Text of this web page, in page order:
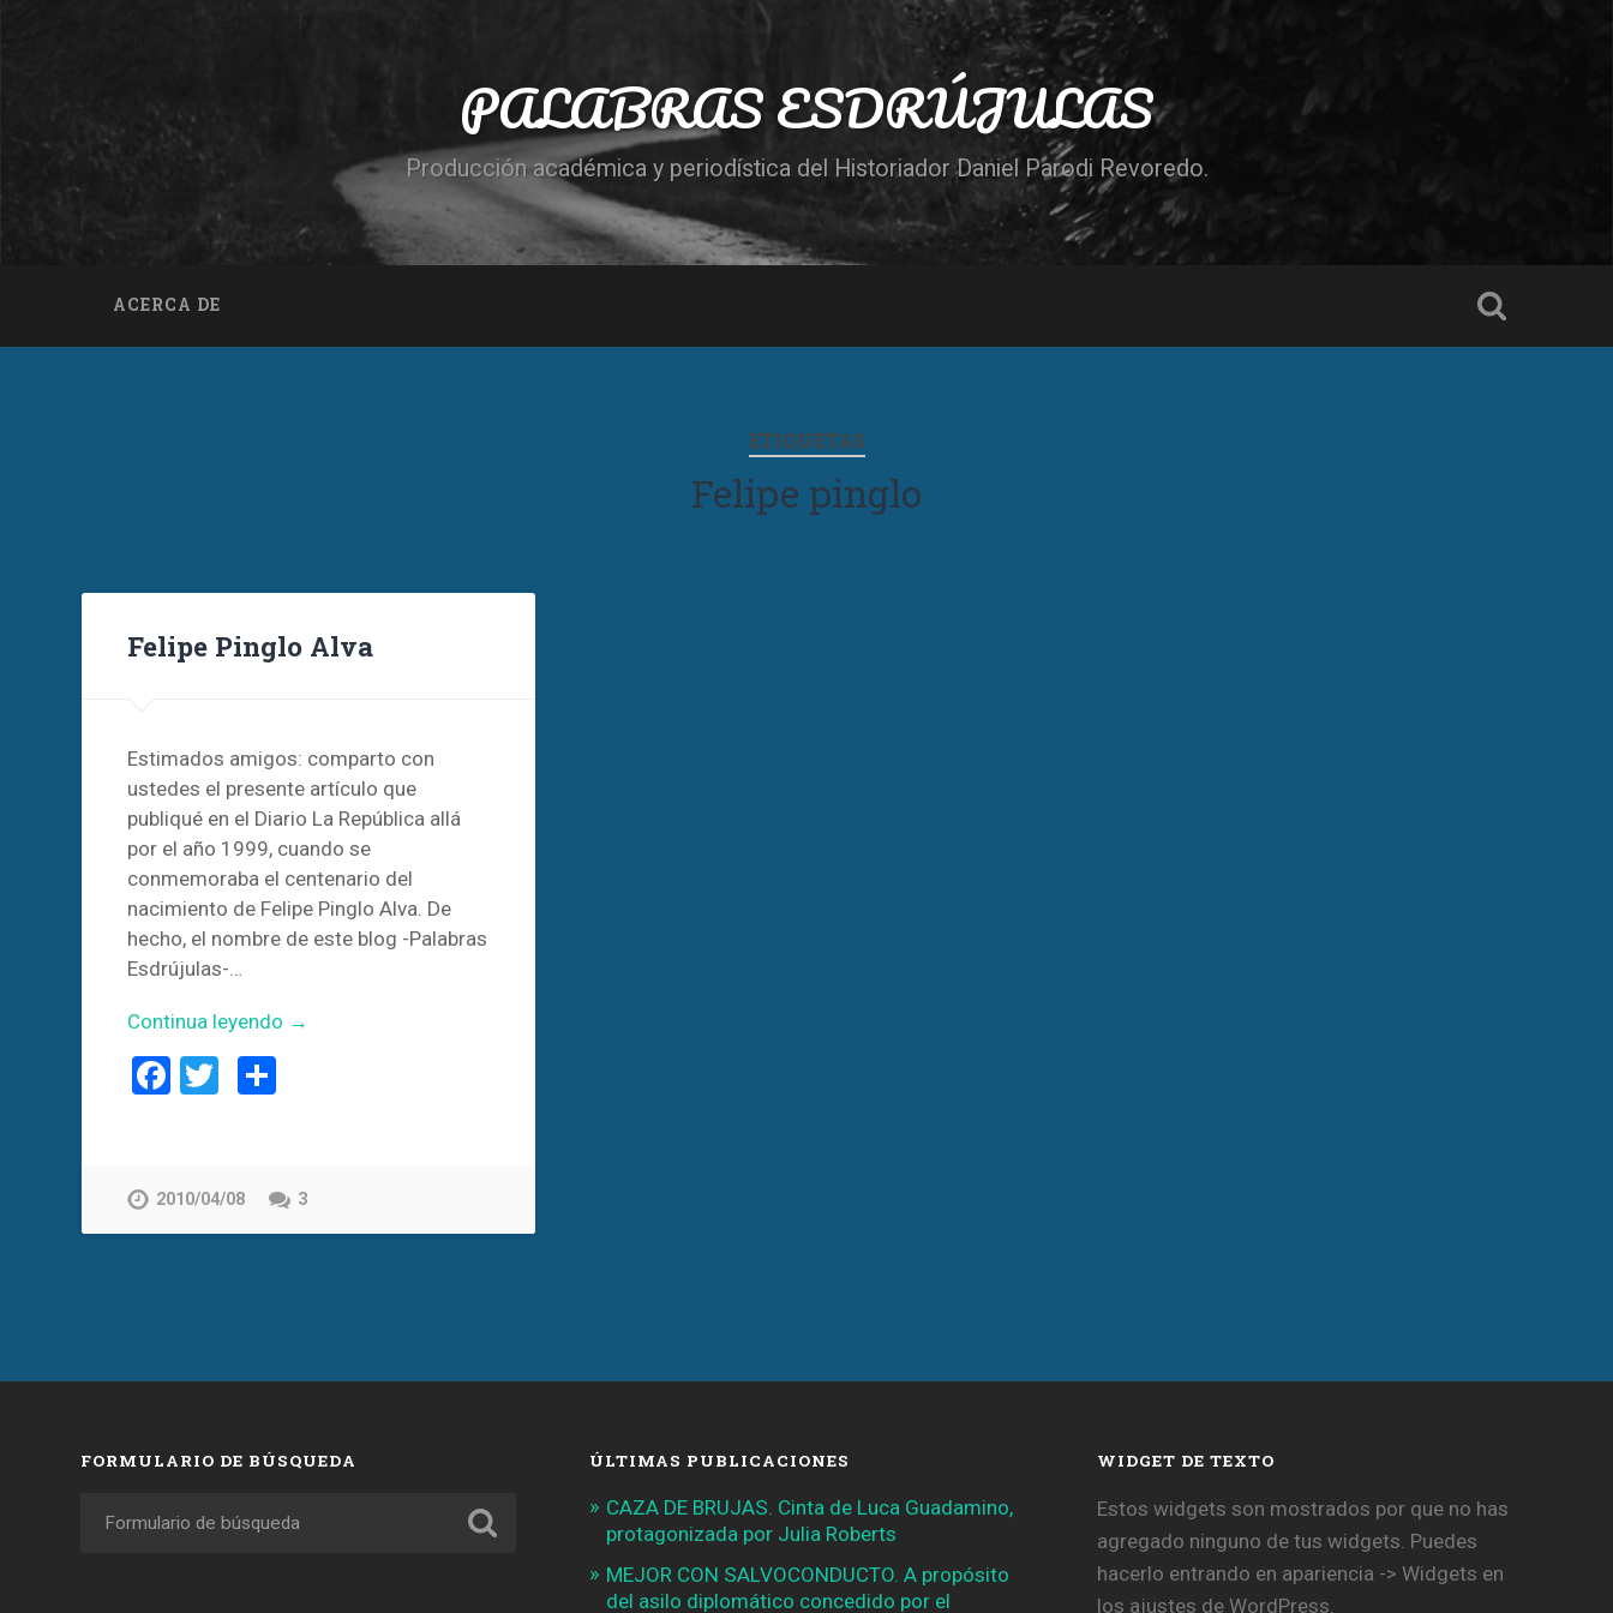
PALABRAS ESDRÚJULAS
Producción académica y periodística del Historiador Daniel Parodi Revoredo.
ACERCA DE
ETIQUETAS
Felipe pinglo
Felipe Pinglo Alva
Estimados amigos: comparto con
ustedes el presente artículo que
publiqué en el Diario La República allá
por el año 1999, cuando se
conmemoraba el centenario del
nacimiento de Felipe Pinglo Alva. De
hecho, el nombre de este blog -Palabras
Esdrújulas-…
Continua leyendo →
Facebook
Twitter
2010/04/08 3
FORMULARIO DE BÚSQUEDA ÚLTIMAS PUBLICACIONES
CAZA DE BRUJAS. Cinta de Luca Guadamino,
protagonizada por Julia Roberts
MEJOR CON SALVOCONDUCTO. A propósito
del asilo diplomático concedido por el
WIDGET DE TEXTO
Estos widgets son mostrados por que no has
agregado ninguno de tus widgets. Puedes
hacerlo entrando en apariencia -> Widgets en
los ajustes de WordPress.